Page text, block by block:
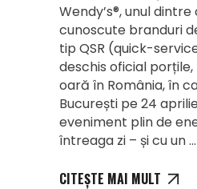
Wendy’s®, unul
cunoscute branduri
tip QSR (quick-
deschis oficial
oară în România, în
București pe 24
eveniment plin de
întreaga zi – și cu un
CITEȘTE MAI MULT